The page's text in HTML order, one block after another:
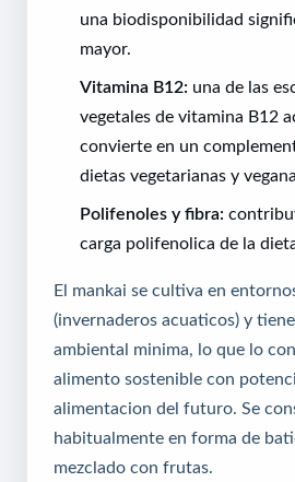
una biodisponibilidad
mayor.
Vitamina B12: una de las
vegetales de vitamina B12
convierte en un
dietas vegetarianas y
Polifenoles y fibra:
carga polifenolica de la
El mankai se cultiva en
(invernaderos acuaticos) y
ambiental minima, lo que lo
alimento sostenible con
alimentacion del futuro. Se
habitualmente en forma de
mezclado con frutas.